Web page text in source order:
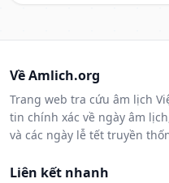
Về Amlich.org
Trang web tra cứu âm lịch
tin chính xác về ngày âm
và các ngày lễ tết truyền
Liên kết nhanh